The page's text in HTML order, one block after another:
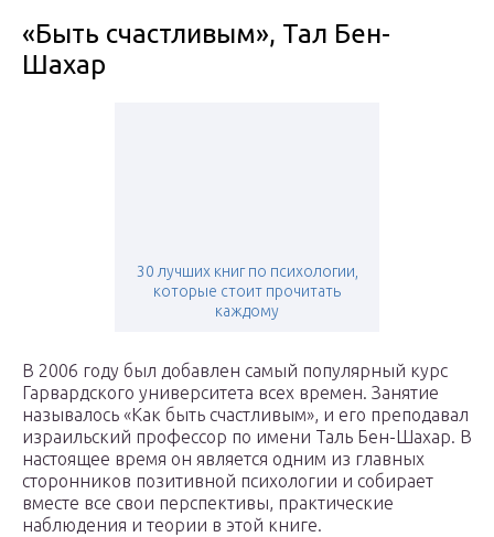
«Быть ​​счастливым», Тал Бен-
Шахар
30 лучших книг по психологии,
которые стоит прочитать
каждому
В 2006 году был добавлен самый популярный курс
Гарвардского университета всех времен. Занятие
называлось «Как быть счастливым», и его преподавал
израильский профессор по имени Таль Бен-Шахар. В
настоящее время он является одним из главных
сторонников позитивной психологии и собирает
вместе все свои перспективы, практические
наблюдения и теории в этой книге.